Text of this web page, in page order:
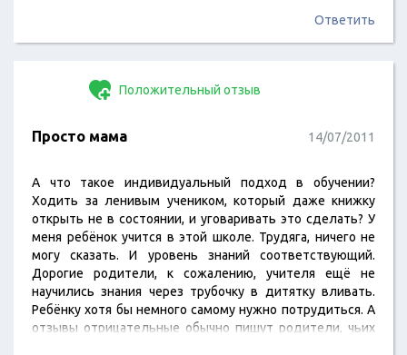
Ответить
Положительный отзыв
Просто мама 14/07/2011
А что такое индивидуальный подход в обучении?
Ходить за ленивым учеником, который даже книжку
открыть не в состоянии, и уговаривать это сделать? У
меня ребёнок учится в этой школе. Трудяга, ничего не
могу сказать. И уровень знаний соответствующий.
Дорогие родители, к сожалению, учителя ещё не
научились знания через трубочку в дитятку вливать.
Ребёнку хотя бы немного самому нужно потрудиться. А
отзывы отрицательные обычно пишут родители, чьих